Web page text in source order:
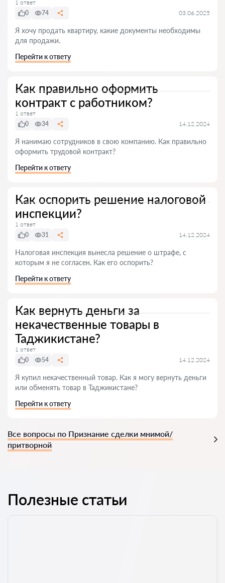
1 ответ
0
74 03.06.2025
Я хочу продать квартиру, какие документы необходимы
для продажи.
Перейти к ответу
Как правильно оформить
контракт с работником?
1 ответ
0
34 14.12.2024
Я нанимаю сотрудников в свою компанию. Как правильно
оформить трудовой контракт?
Перейти к ответу
Как оспорить решение налоговой
инспекции?
1 ответ
0
31 14.12.2024
Налоговая инспекция вынесла решение о штрафе, с
которым я не согласен. Как его оспорить?
Перейти к ответу
Как вернуть деньги за
некачественные товары в
Таджикистане?
1 ответ
0
54 14.12.2024
Я купил некачественный товар. Как я могу вернуть деньги
или обменять товар в Таджикистане?
Перейти к ответу
Все вопросы по Признание сделки мнимой/
притворной
Полезные статьи